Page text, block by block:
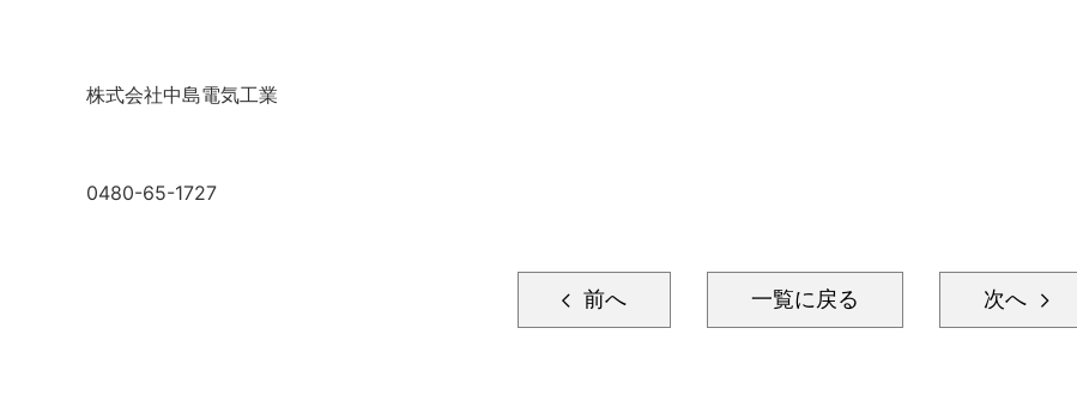
株式会社中島電気工業
0480-65-1727
前へ 一覧に戻る 次へ